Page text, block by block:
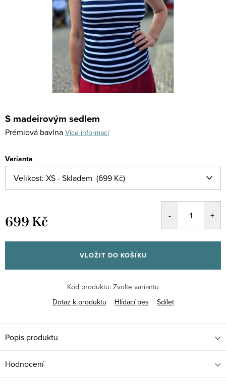
S madeirovým sedlem
Prémiová bavlna Více informací
Varianta
699 Kč
cena:
VLOŽIT DO KOŠÍKU
Kód produktu: Zvolte variantu
Dotaz k produktu
Hlídací pes Sdílet
Popis produktu
Hodnocení